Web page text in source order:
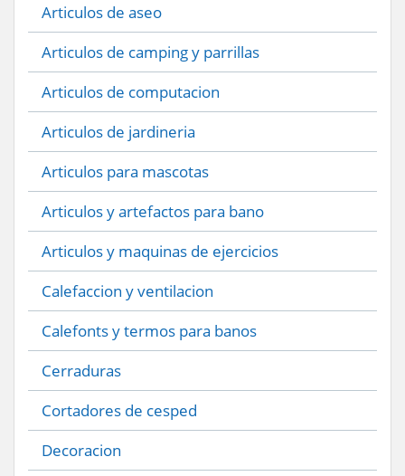
Articulos de aseo
Articulos de camping y parrillas
Articulos de computacion
Articulos de jardineria
Articulos para mascotas
Articulos y artefactos para bano
Articulos y maquinas de ejercicios
Calefaccion y ventilacion
Calefonts y termos para banos
Cerraduras
Cortadores de cesped
Decoracion